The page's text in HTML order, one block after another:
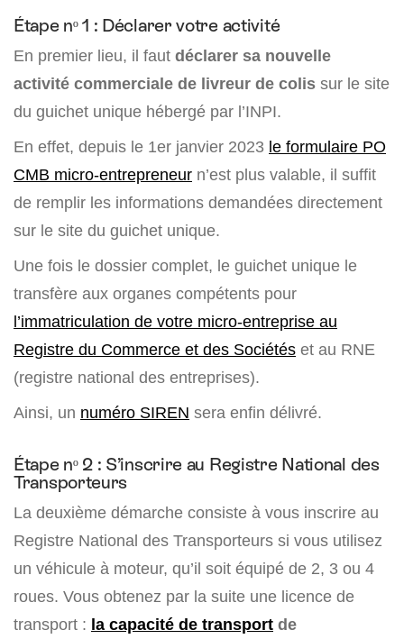
Étape nᵒ 1 : Déclarer votre activité
En premier lieu, il faut déclarer sa nouvelle
activité commerciale de livreur de colis sur le site
du guichet unique hébergé par l’INPI.
En effet, depuis le 1er janvier 2023 le formulaire PO
CMB micro-entrepreneur n’est plus valable, il suffit
de remplir les informations demandées directement
sur le site du guichet unique.
Une fois le dossier complet, le guichet unique le
transfère aux organes compétents pour
l’immatriculation de votre micro-entreprise au
Registre du Commerce et des Sociétés et au RNE
(registre national des entreprises).
Ainsi, un numéro SIREN sera enfin délivré.
Étape nᵒ 2 : S’inscrire au Registre National des
Transporteurs
La deuxième démarche consiste à vous inscrire au
Registre National des Transporteurs si vous utilisez
un véhicule à moteur, qu’il soit équipé de 2, 3 ou 4
roues. Vous obtenez par la suite une licence de
transport : la capacité de transport de